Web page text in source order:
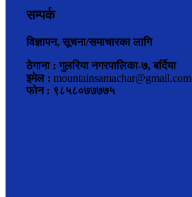
सम्पर्क
विज्ञापन, सूचना/समाचारका लागि
ठेगाना : गुलरिया नगरपालिका-७, बर्दिया
इमेल : mountainsamachar@gmail.com
फोन : ९८५८०७७७७५